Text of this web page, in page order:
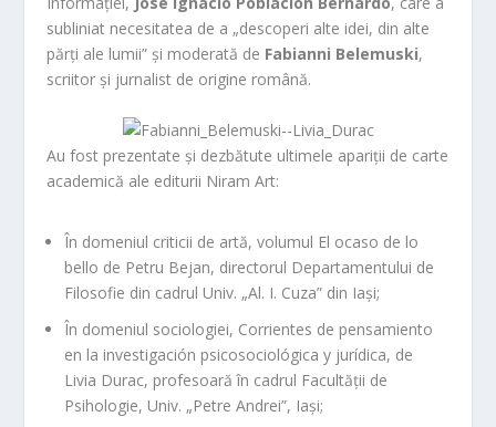
subliniat necesitatea de a „descoperi alte idei, din alte
părți ale lumii” și moderată de Fabianni Belemuski,
scriitor și jurnalist de origine română.
Au fost prezentate și dezbătute ultimele apariții de carte
academică ale editurii Niram Art:
În domeniul criticii de artă, volumul El ocaso de lo
bello de Petru Bejan, directorul Departamentului de
Filosofie din cadrul Univ. „Al. I. Cuza” din Iași;
În domeniul sociologiei, Corrientes de pensamiento
en la investigación psicosociológica y jurídica, de
Livia Durac, profesoară în cadrul Facultății de
Psihologie, Univ. „Petre Andrei”, Iași;